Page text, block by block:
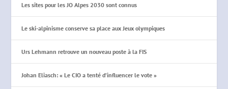
Les sites pour les JO Alpes 2030 sont connus
Le ski-alpinisme conserve sa place aux Jeux olympiques
Urs Lehmann retrouve un nouveau poste à la FIS
Johan Eliasch: « Le CIO a tenté d’influencer le vote »